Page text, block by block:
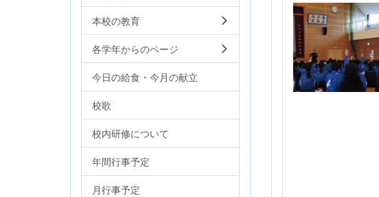
本校の教育
各学年からのページ
今日の給食・今月の献立
校歌
校内研修について
年間行事予定
月行事予定